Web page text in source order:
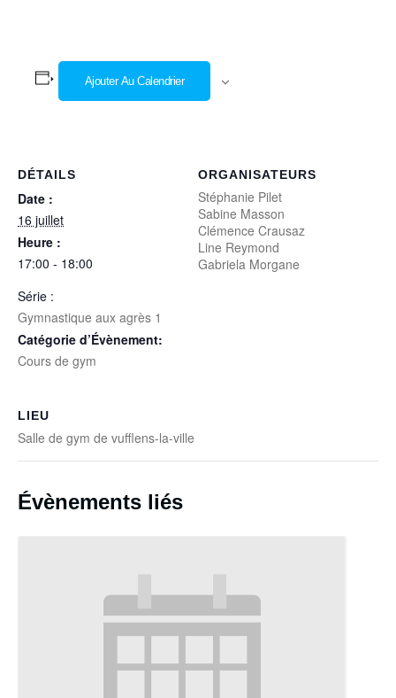
Ajouter Au Calendrier
DÉTAILS
Date :
16 juillet
Heure :
17:00 - 18:00
Série :
Gymnastique aux agrès 1
Catégorie d’Évènement:
Cours de gym
ORGANISATEURS
Stéphanie Pilet
Sabine Masson
Clémence Crausaz
Line Reymond
Gabriela Morgane
LIEU
Salle de gym de vufflens-la-ville
Évènements liés